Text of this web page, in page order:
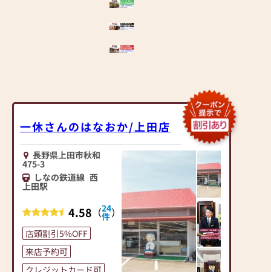
一休さんのはなおか/上田店
長野県上田市秋和
475-3
しなの鉄道線 西
上田駅
4.58 （24
件）
店頭割引5%OFF
来店予約可
クレジットカード可